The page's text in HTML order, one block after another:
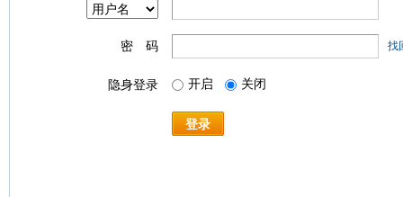
密 码 找
隐身登录 开启 关闭
登录